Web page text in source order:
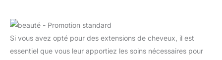
Si vous avez opté pour des extensions de cheveux, il est
essentiel que vous leur apportiez les soins nécessaires pour